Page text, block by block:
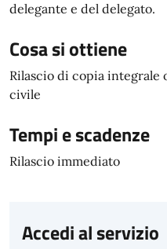
delegante e del delegato.
Cosa si ottiene
Rilascio di copia
civile
Tempi e scadenze
Rilascio immediato
Accedi al servizio